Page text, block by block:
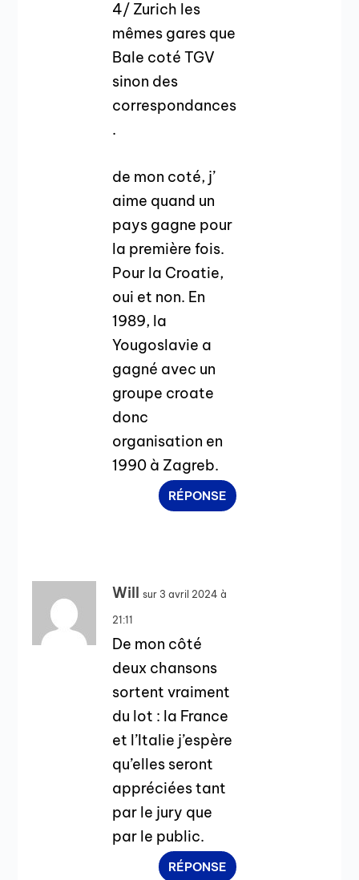
4/ Zurich les
mêmes gares que
Bale coté TGV
sinon des
correspondances
.
de mon coté, j’
aime quand un
pays gagne pour
la première fois.
Pour la Croatie,
oui et non. En
1989, la
Yougoslavie a
gagné avec un
groupe croate
donc
organisation en
1990 à Zagreb.
RÉPONSE
Will sur 3 avril 2024 à
21:11
De mon côté
deux chansons
sortent vraiment
du lot : la France
et l’Italie j’espère
qu’elles seront
appréciées tant
par le jury que
par le public.
RÉPONSE